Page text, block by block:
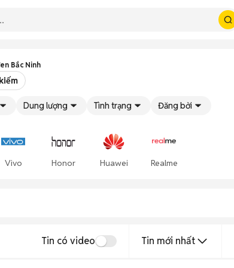
Bắc Ninh
Dung lượng Tình trạng Đăng bởi
Vivo Honor Huawei Realme
Tin có video Tin mới nhất